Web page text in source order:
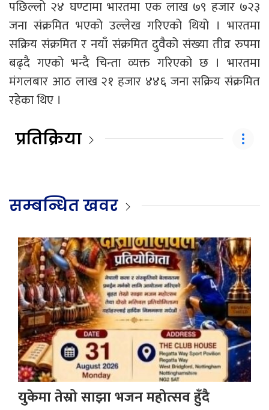
पछिल्लो २४ घण्टामा भारतमा एक लाख ७९ हजार ७२३
जना संक्रमित भएको उल्लेख गरिएको थियो । भारतमा
सक्रिय संक्रमित र नयाँ संक्रमित दुवैको संख्या तीव्र रुपमा
बढ्दै गएको भन्दै चिन्ता व्यक्त गरिएको छ । भारतमा
मंगलबार आठ लाख २१ हजार ४४६ जना सक्रिय संक्रमित
रहेका थिए ।
प्रतिक्रिया
सम्बन्धित खवर
युकेमा तेस्रो साझा भजन महोत्सव हुँदै